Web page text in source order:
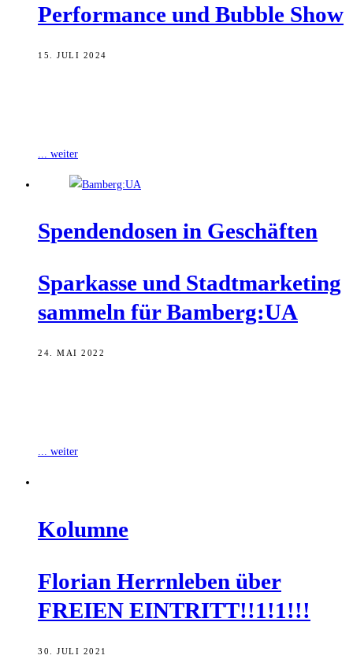
Per­for­mance und Bubble Show
15. JULI 2024
... weiter
Spen­den­do­sen in Geschäften
Spar­kas­se und Stadt­mar­ke­ting
sam­meln für Bamberg:UA
24. MAI 2022
... weiter
Kolum­ne
Flo­ri­an Herrn­le­ben über
FREIEN EINTRITT!!1!1!!!
30. JULI 2021